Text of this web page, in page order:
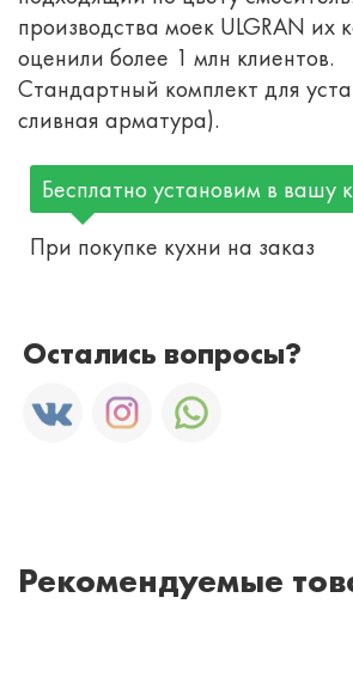
производства моек ULGRAN их
оценили более 1 млн клиентов.
Стандартный комплект для
сливная арматура).
Бесплатно установим в вашу
При покупке кухни на заказ
Остались вопросы?
Рекомендуемые